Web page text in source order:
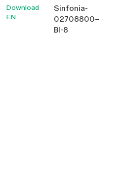
Download
EN
Sinfonia-
02708800–
BI-8